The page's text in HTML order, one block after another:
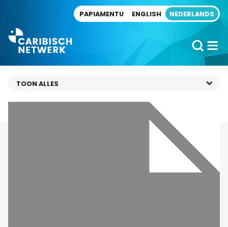
PAPIAMENTU ENGLISH NEDERLANDS